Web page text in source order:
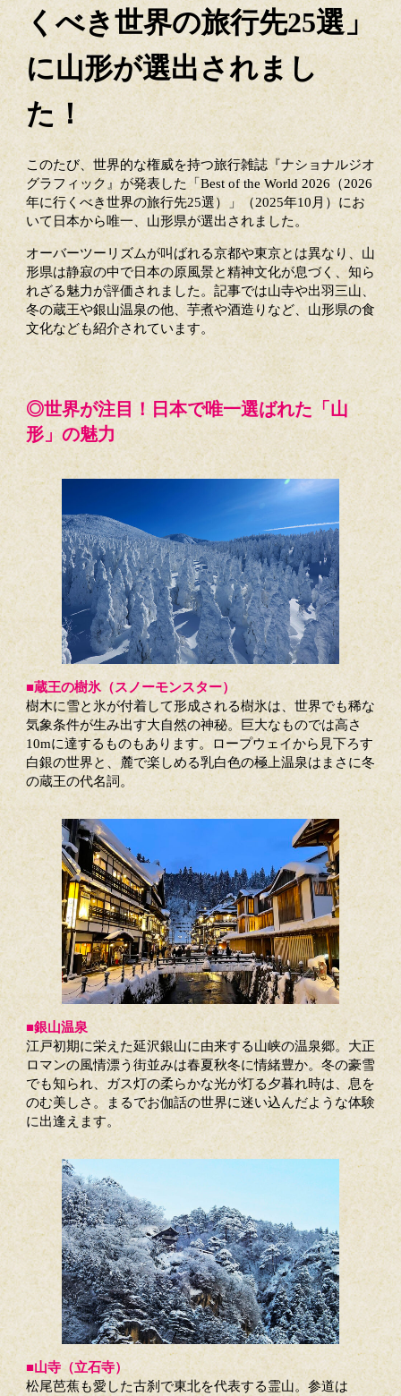
くべき世界の旅行先25選」
に山形が選出されまし
た！
このたび、世界的な権威を持つ旅行雑誌『ナショナルジオ
グラフィック』が発表した「Best of the World 2026（2026
年に行くべき世界の旅行先25選）」（2025年10月）にお
いて日本から唯一、山形県が選出されました。
オーバーツーリズムが叫ばれる京都や東京とは異なり、山
形県は静寂の中で日本の原風景と精神文化が息づく、知ら
れざる魅力が評価されました。記事では山寺や出羽三山、
冬の蔵王や銀山温泉の他、芋煮や酒造りなど、山形県の食
文化なども紹介されています。
◎世界が注目！日本で唯一選ばれた「山
形」の魅力
■蔵王の樹氷（スノーモンスター）
樹木に雪と氷が付着して形成される樹氷は、世界でも稀な
気象条件が生み出す大自然の神秘。巨大なものでは高さ
10mに達するものもあります。ロープウェイから見下ろす
白銀の世界と、麓で楽しめる乳白色の極上温泉はまさに冬
の蔵王の代名詞。
■銀山温泉
江戸初期に栄えた延沢銀山に由来する山峡の温泉郷。大正
ロマンの風情漂う街並みは春夏秋冬に情緒豊か。冬の豪雪
でも知られ、ガス灯の柔らかな光が灯る夕暮れ時は、息を
のむ美しさ。まるでお伽話の世界に迷い込んだような体験
に出逢えます。
■山寺（立石寺）
松尾芭蕉も愛した古刹で東北を代表する霊山。参道は